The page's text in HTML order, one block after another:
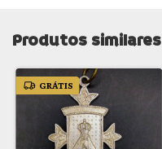
Produtos similares
GRÁTIS